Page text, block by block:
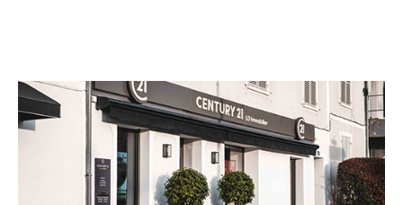
CENTURY 21 LD Immobilier
6 route de Chartres
LIMOURS - 91470